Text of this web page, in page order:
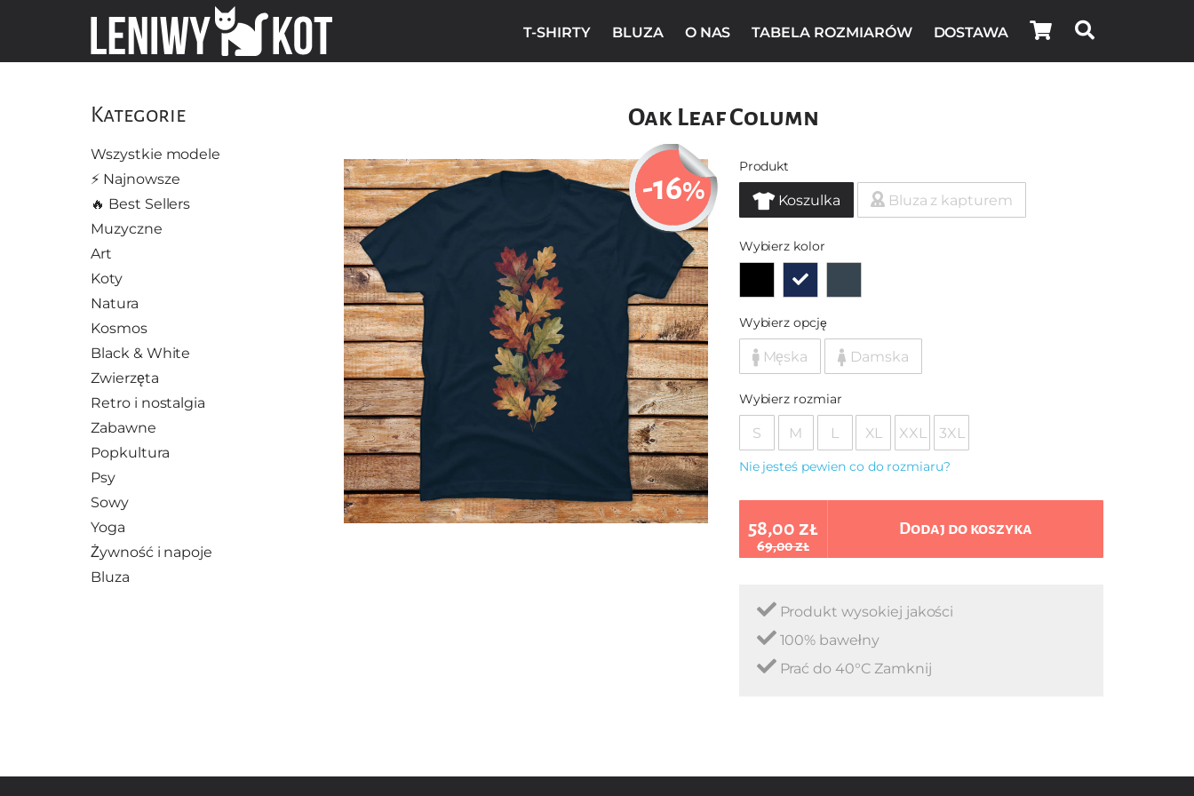
T-SHIRTY BLUZA O NAS TABELA ROZMIARÓW DOSTAWA
Kategorie
Wszystkie modele
⚡️ Najnowsze
🔥 Best Sellers
Muzyczne
Art
Koty
Natura
Kosmos
Black & White
Zwierzęta
Retro i nostalgia
Zabawne
Popkultura
Psy
Sowy
Yoga
Żywność i napoje
Bluza
Oak Leaf Column
-16%
Produkt
Koszulka Bluza z kapturem
Wybierz kolor
Wybierz opcję
Męska Damska
Wybierz rozmiar
S M L XL XXL 3XL
Nie jesteś pewien co do rozmiaru?
58,00 zł
69,00 zł
Dodaj do koszyka
Produkt wysokiej jakości
100% bawełny
Prać do 40°C Zamknij